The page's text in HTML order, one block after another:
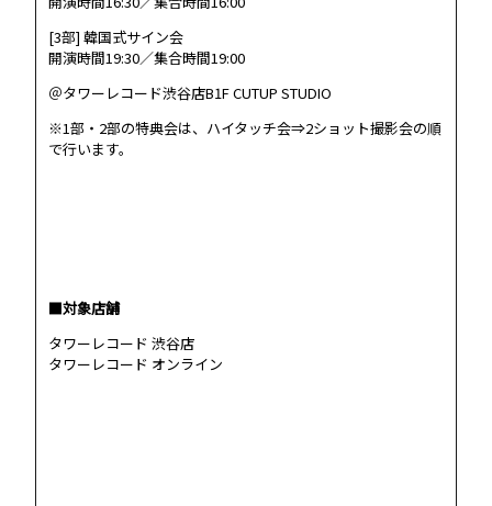
[3部] 韓国式サイン会
開演時間19:30／集合時間19:00
＠タワーレコード渋谷店B1F CUTUP STUDIO
※1部・2部の特典会は、ハイタッチ会⇒2ショット撮影会の順
で行います。
■対象店舗
タワーレコード 渋谷店
タワーレコード オンライン